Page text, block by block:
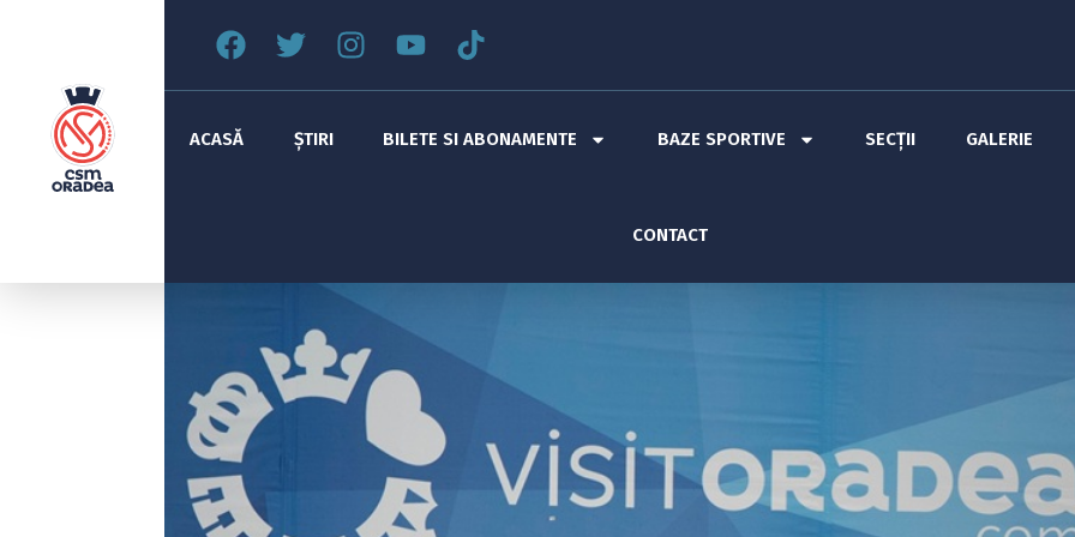
ACASĂ ȘTIRI BILETE SI ABONAMENTE BAZE SPORTIVE SECȚII GALERIE
CONTACT